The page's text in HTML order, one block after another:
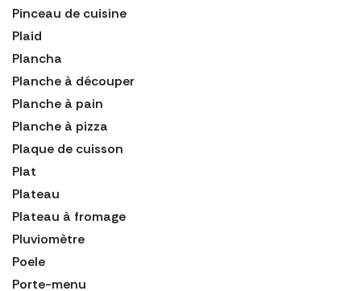
Pinceau de cuisine
Plaid
Plancha
Planche à découper
Planche à pain
Planche à pizza
Plaque de cuisson
Plat
Plateau
Plateau à fromage
Pluviomètre
Poele
Porte-menu